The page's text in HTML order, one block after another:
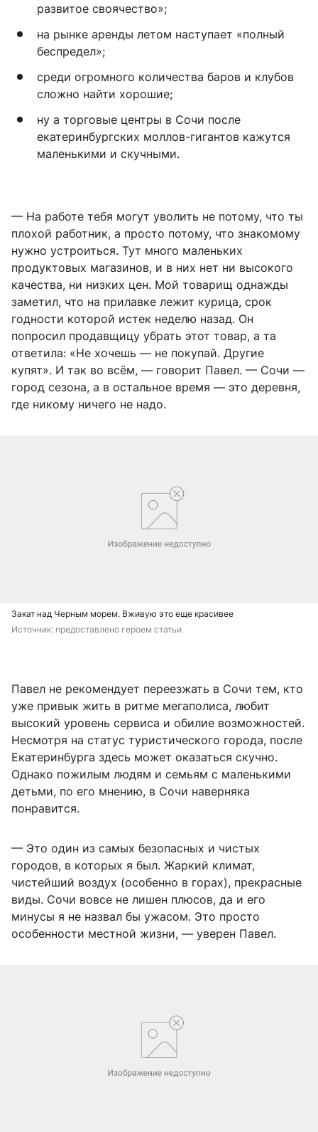
развитое своячество»;
на рынке аренды летом наступает «полный
беспредел»;
среди огромного количества баров и клубов
сложно найти хорошие;
ну а торговые центры в Сочи после
екатеринбургских моллов-гигантов кажутся
маленькими и скучными.
— На работе тебя могут уволить не потому, что ты
плохой работник, а просто потому, что знакомому
нужно устроиться. Тут много маленьких
продуктовых магазинов, и в них нет ни высокого
качества, ни низких цен. Мой товарищ однажды
заметил, что на прилавке лежит курица, срок
годности которой истек неделю назад. Он
попросил продавщицу убрать этот товар, а та
ответила: «Не хочешь — не покупай. Другие
купят». И так во всём, — говорит Павел. — Сочи —
город сезона, а в остальное время — это деревня,
где никому ничего не надо.
Закат над Черным морем. Вживую это еще красивее
Источник: предоставлено героем статьи
Павел не рекомендует переезжать в Сочи тем, кто
уже привык жить в ритме мегаполиса, любит
высокий уровень сервиса и обилие возможностей.
Несмотря на статус туристического города, после
Екатеринбурга здесь может оказаться скучно.
Однако пожилым людям и семьям с маленькими
детьми, по его мнению, в Сочи наверняка
понравится.
— Это один из самых безопасных и чистых
городов, в которых я был. Жаркий климат,
чистейший воздух (особенно в горах), прекрасные
виды. Сочи вовсе не лишен плюсов, да и его
минусы я не назвал бы ужасом. Это просто
особенности местной жизни, — уверен Павел.